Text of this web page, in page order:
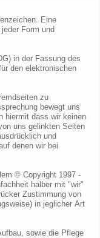
Eine
Form und
in der Fassung des
den elektronischen
zu
bewegt uns
hiermit dass wir keinen
uns gelinkten Seiten
und
denen wir bei
© Copyright 1997 -
halber mit "wir"
Zustimmung von
in jeglicher Art
sowie die Pflege